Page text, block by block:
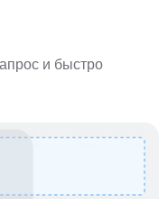
и быстро